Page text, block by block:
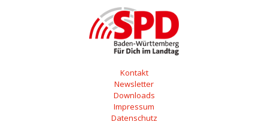
Kontakt
Newsletter
Downloads
Impressum
Datenschutz